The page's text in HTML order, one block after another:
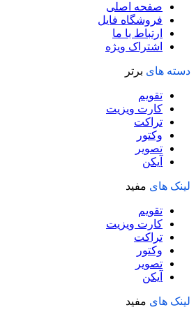
صفحه اصلی
فروشگاه فایل
ارتباط با ما
اشتراک ویژه
دسته های برتر
تقویم
کارت ویزیت
تراکت
وکتور
تصویر
آیکن
لینک های مفید
تقویم
کارت ویزیت
تراکت
وکتور
تصویر
آیکن
لینک های مفید